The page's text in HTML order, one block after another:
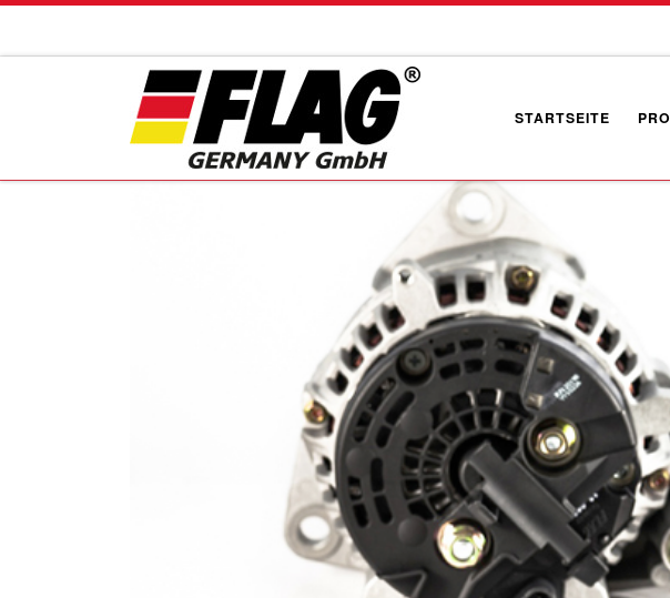
STARTSEITE